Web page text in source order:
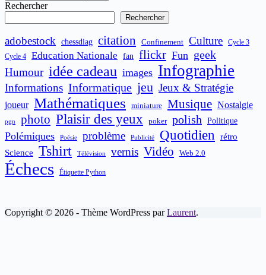
Rechercher
Rechercher
adobestock chessdiag citation Confinement Culture Cycle 3
Cycle 4 Education Nationale fan flickr Fun geek
Humour idée cadeau images Infographie
Informations Informatique jeu Jeux & Stratégie
joueur Mathématiques miniature Musique Nostalgie
pgn photo Plaisir des yeux poker polish Politique
Polémiques Poésie problème Publicité Quotidien
rétro
Science
Tshirt Télévision vernis Vidéo Web 2.0
Échecs Étiquette Python
Copyright © 2026 - Thème WordPress parLaurent.